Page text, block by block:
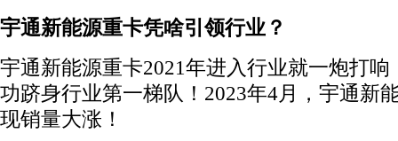
宇通新能源重卡凭啥引领行业？
宇通新能源重卡2021年进入行业就一炮打响
功跻身行业第一梯队！2023年4月，宇通新
现销量大涨！